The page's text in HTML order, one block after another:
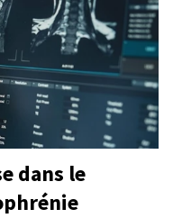
dans le